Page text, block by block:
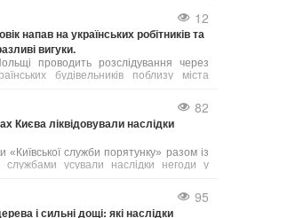
нападів на українців на ґрунті
12
напав на українських робітників та
вигуки.
проводить розслідування через
будівельників поблизу міста
висловлюваннями та бійкою, одного з
звільнили з роботи.
82
Києва ліквідовували наслідки
«Київської служби порятунку» разом із
службами усували наслідки негоди у
розпиляли повалену гілку і
рух трамваїв.
95
і сильні дощі: які наслідки